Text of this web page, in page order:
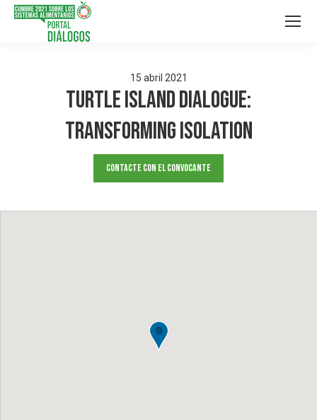
15 abril 2021
Turtle Island Dialogue:
Transforming Isolation
Contacte con el convocante